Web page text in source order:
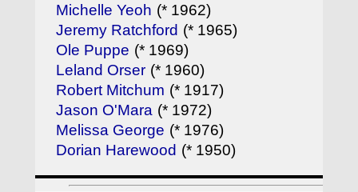
Michelle Yeoh (* 1962)
Jeremy Ratchford (* 1965)
Ole Puppe (* 1969)
Leland Orser (* 1960)
Robert Mitchum (* 1917)
Jason O'Mara (* 1972)
Melissa George (* 1976)
Dorian Harewood (* 1950)